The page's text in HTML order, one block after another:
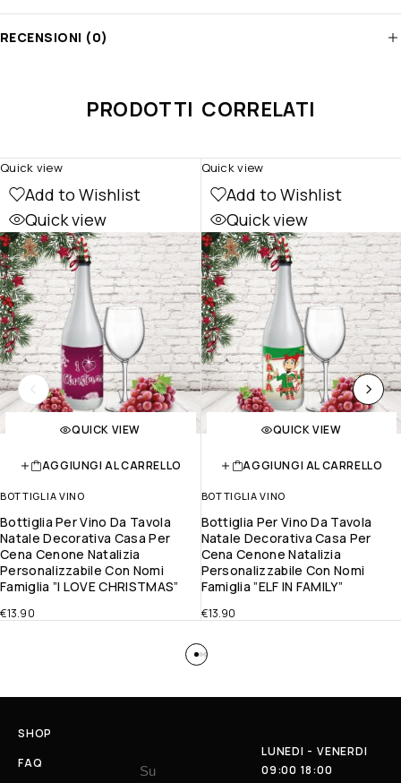
RECENSIONI (0)
PRODOTTI CORRELATI
Add to Wishlist
Quick view
QUICK VIEW
AGGIUNGI AL CARRELLO
BOTTIGLIA VINO
Bottiglia Per Vino Da Tavola
Natale Decorativa Casa Per
Cena Cenone Natalizia
Personalizzabile Con Nomi
Famiglia ”I LOVE CHRISTMAS”
€13.90
Quick view
Add to Wishlist
Quick view
QUICK VIEW
AGGIUNGI AL CARRELLO
BOTTIGLIA VINO
Bottiglia Per Vino Da Tavola
Natale Decorativa Casa Per
Cena Cenone Natalizia
Personalizzabile Con Nomi
Famiglia ”ELF IN FAMILY”
€13.90
Quick view
SHOP
FAQ
Su
LUNEDI - VENERDI
09:00 18:00